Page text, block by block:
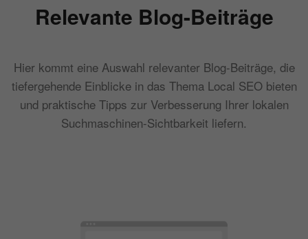
Relevante Blog-Beiträge
Hier kommt eine Auswahl relevanter Blog-Beiträge, die
tiefergehende Einblicke in das Thema Local SEO bieten
und praktische Tipps zur Verbesserung Ihrer lokalen
Suchmaschinen-Sichtbarkeit liefern.